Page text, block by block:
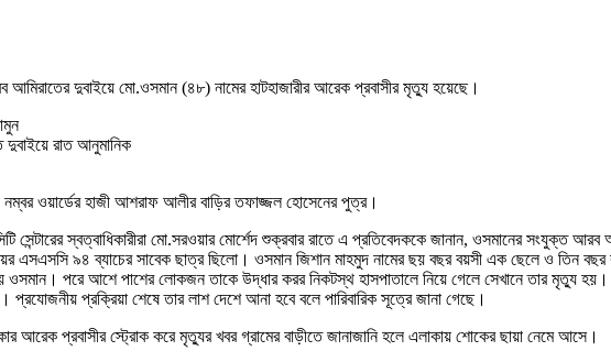
দুবাইয়ে মো.ওসমান (৪৮) নামের হাটহাজারীর আরেক প্রবাসীর মৃত্যু হয়েছে।
দুবাইয়ে রাত আনুমানিক
ওয়ার্ডের হাজী আশরাফ আলীর বাড়ির তফাজ্জল হোসেনের পুত্র।
সেন্টারের স্বত্বাধিকারীরা মো.সরওয়ার মোর্শেদ শুক্রবার রাতে এ প্রতিবেদককে জানান, ওসমানের সংযুক্ত
৯৪ ব্যাচের সাবেক ছাত্র ছিলো। ওসমান জিশান মাহমুদ নামের ছয় বছর বয়সী এক ছেলে ও তিন বছর
ওসমান। পরে আশে পাশের লোকজন তাকে উদ্ধার করর নিকটস্থ হাসপাতালে নিয়ে গেলে সেখানে তার মৃত্যু
প্রযোজনীয় প্রক্রিয়া শেষে তার লাশ দেশে আনা হবে বলে পারিবারিক সূত্রে জানা গেছে।
আরেক প্রবাসীর স্ট্রোক করে মৃত্যুর খবর গ্রামের বাড়ীতে জানাজানি হলে এলাকায় শোকের ছায়া নেমে আসে।